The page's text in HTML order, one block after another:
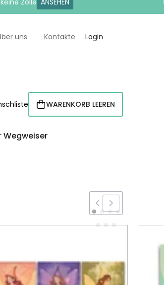
Zölle ANSEHEN
uns Kontakte Login
WARENKORB
WARENKORB LEEREN
Wegweiser